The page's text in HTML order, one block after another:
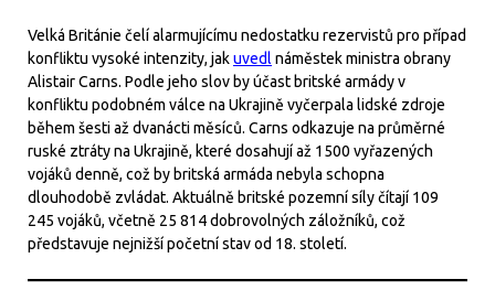
Velká Británie čelí alarmujícímu nedostatku rezervistů pro případ
konfliktu vysoké intenzity, jakuvedl náměstek ministra obrany
Alistair Carns. Podle jeho slov by účast britské armády v
konfliktu podobném válce na Ukrajině vyčerpala lidské zdroje
během šesti až dvanácti měsíců. Carns odkazuje na průměrné
ruské ztráty na Ukrajině, které dosahují až 1500 vyřazených
vojáků denně, což by britská armáda nebyla schopna
dlouhodobě zvládat. Aktuálně britské pozemní síly čítají 109
245 vojáků, včetně 25 814 dobrovolných záložníků, což
představuje nejnižší početní stav od 18. století.